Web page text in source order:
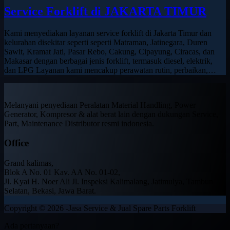
Service Forklift di JAKARTA TIMUR
Kami menyediakan layanan service forklift di Jakarta Timur dan
kelurahan disekitar seperti seperti Matraman, Jatinegara, Duren
Sawit, Kramat Jati, Pasar Rebo, Cakung, Cipayung, Ciracas, dan
Makasar dengan berbagai jenis forklift, termasuk diesel, elektrik,
dan LPG Layanan kami mencakup perawatan rutin, perbaikan,…
Melanyani penyediaan Peralatan Material Handling, Power
Generator, Kompresor & alat berat lain dengan dukungan Service,
Part, Maintenance Distributor resmi indonesia.
Office
Grand kalimas,
Blok A No. 01 Kav. AA No. 01-02,
Jl. Kyai H. Noer Ali Jl. Inspeksi Kalimalang, Jatimulya, Tambun
Selatan, Bekasi, Jawa Barat.
Copyright © 2026 -Jasa Service & Jual Spare Parts Forklift